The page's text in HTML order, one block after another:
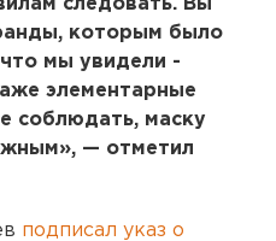
следовать. Вы
которым было
мы увидели -
элементарные
соблюдать, маску
— отметил
подписал указ о